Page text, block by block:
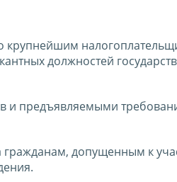
должностей
и предъявляемыми
гражданам, допущенным к